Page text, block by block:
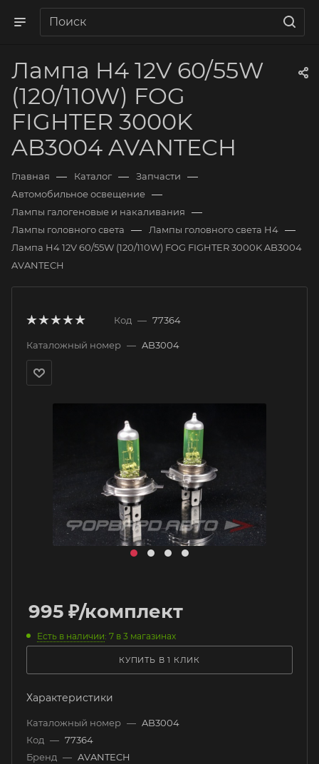
Лампа H4 12V 60/55W
(120/110W) FOG
FIGHTER 3000K
AB3004 AVANTECH
Главная — Каталог — Запчасти —
Автомобильное освещение —
Лампы галогеновые и накаливания —
Лампы головного света — Лампы головного света H4 —
Лампа H4 12V 60/55W (120/110W) FOG FIGHTER 3000K AB3004
AVANTECH
Код — 77364
Каталожный номер — AB3004
995 ₽/комплект
Есть в наличии: 7 в 3 магазинах
КУПИТЬ В 1 КЛИК
Характеристики
Каталожный номер — AB3004
Код — 77364
Бренд — AVANTECH